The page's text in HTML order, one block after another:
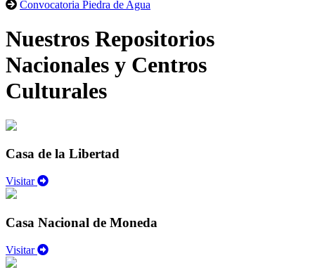
Convocatoria Piedra de Agua
Nuestros Repositorios
Nacionales y Centros
Culturales
Casa de la Libertad
Visitar
Casa Nacional de Moneda
Visitar